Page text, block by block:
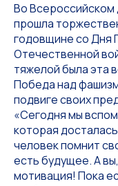
Во
прошла
годовщине со Дня
Отечественной
тяжелой была эта
Победа над
подвиге своих
«Сегодня мы
которая
человек помнит
есть будущее. А
мотивация! Пока